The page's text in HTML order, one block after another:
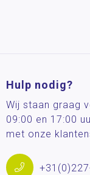
Hulp nodig?
Wij staan graag
09:00 en 17:00
met onze